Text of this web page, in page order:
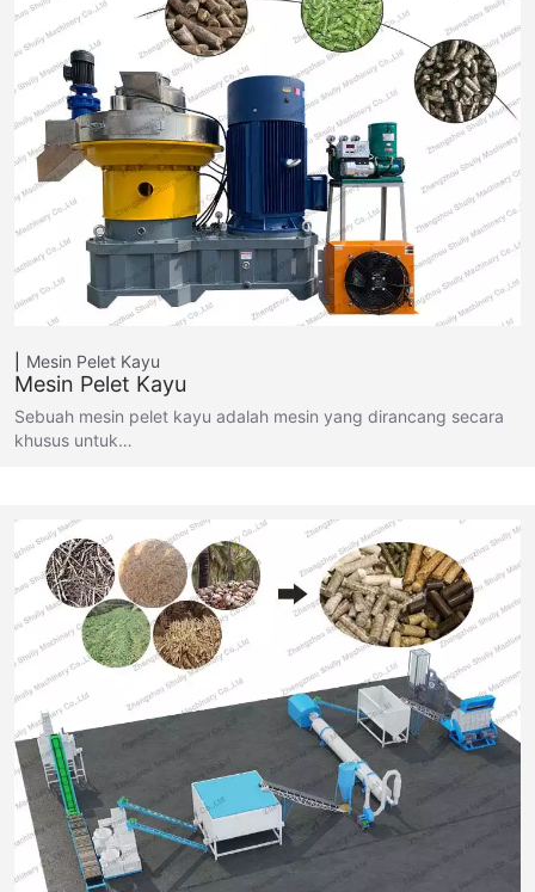
Mesin Pelet Kayu
Mesin Pelet Kayu
Sebuah mesin pelet kayu adalah mesin yang dirancang secara
khusus untuk…